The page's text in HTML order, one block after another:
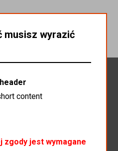
musisz wyrazić
content
zgody jest wymagane